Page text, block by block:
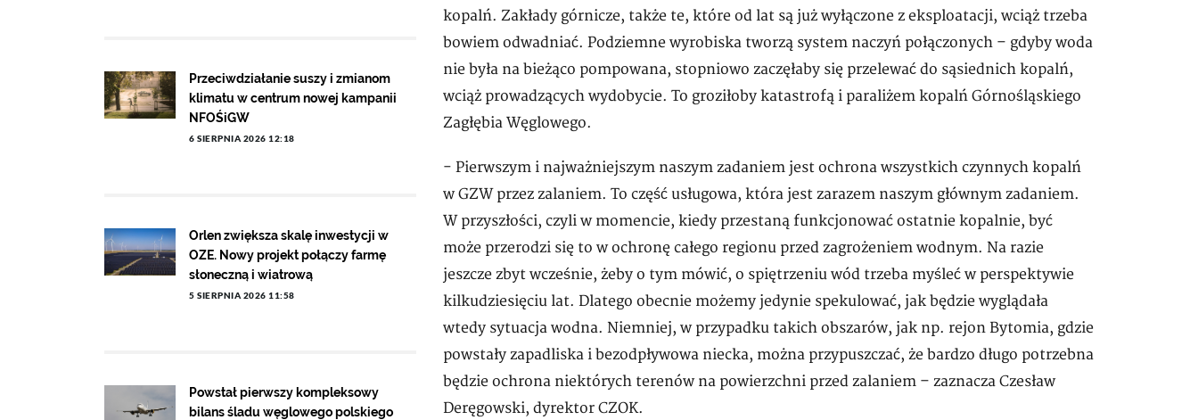
kopalń. Zakłady górnicze, także te, które od lat są już wyłączone z eksploatacji, wciąż trzeba
bowiem odwadniać. Podziemne wyrobiska tworzą system naczyń połączonych – gdyby woda
nie była na bieżąco pompowana, stopniowo zaczęłaby się przelewać do sąsiednich kopalń,
wciąż prowadzących wydobycie. To groziłoby katastrofą i paraliżem kopalń Górnośląskiego
Zagłębia Węglowego.
- Pierwszym i najważniejszym naszym zadaniem jest ochrona wszystkich czynnych kopalń
w GZW przez zalaniem. To część usługowa, która jest zarazem naszym głównym zadaniem.
W przyszłości, czyli w momencie, kiedy przestaną funkcjonować ostatnie kopalnie, być
może przerodzi się to w ochronę całego regionu przed zagrożeniem wodnym. Na razie
jeszcze zbyt wcześnie, żeby o tym mówić, o spiętrzeniu wód trzeba myśleć w perspektywie
kilkudziesięciu lat. Dlatego obecnie możemy jedynie spekulować, jak będzie wyglądała
wtedy sytuacja wodna. Niemniej, w przypadku takich obszarów, jak np. rejon Bytomia, gdzie
powstały zapadliska i bezodpływowa niecka, można przypuszczać, że bardzo długo potrzebna
będzie ochrona niektórych terenów na powierzchni przed zalaniem – zaznacza Czesław
Deręgowski, dyrektor CZOK.
Przeciwdziałanie suszy i zmianom
klimatu w centrum nowej kampanii
NFOŚiGW
6 SIERPNIA 2026 12:18
Orlen zwiększa skalę inwestycji w
OZE. Nowy projekt połączy farmę
słoneczną i wiatrową
5 SIERPNIA 2026 11:58
Powstał pierwszy kompleksowy
bilans śladu węglowego polskiego